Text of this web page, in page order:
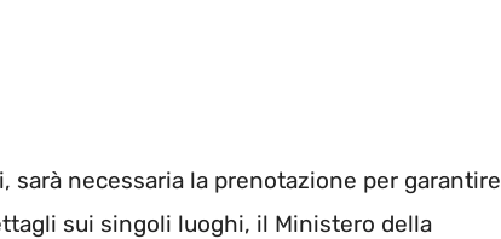
necessaria la prenotazione per garantire
sui singoli luoghi, il Ministero della